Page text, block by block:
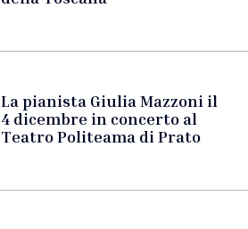
La pianista Giulia Mazzoni il
4 dicembre in concerto al
Teatro Politeama di Prato